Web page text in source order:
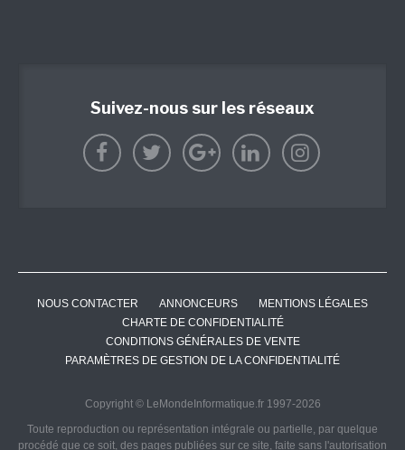
Suivez-nous sur les réseaux
NOUS CONTACTER ANNONCEURS
MENTIONS LÉGALES
CHARTE DE CONFIDENTIALITÉ
CONDITIONS GÉNÉRALES DE VENTE
PARAMÈTRES DE GESTION DE LA CONFIDENTIALITÉ
Copyright © LeMondeInformatique.fr 1997-2026
Toute reproduction ou représentation intégrale ou partielle, par quelque
procédé que ce soit, des pages publiées sur ce site, faite sans l'autorisation